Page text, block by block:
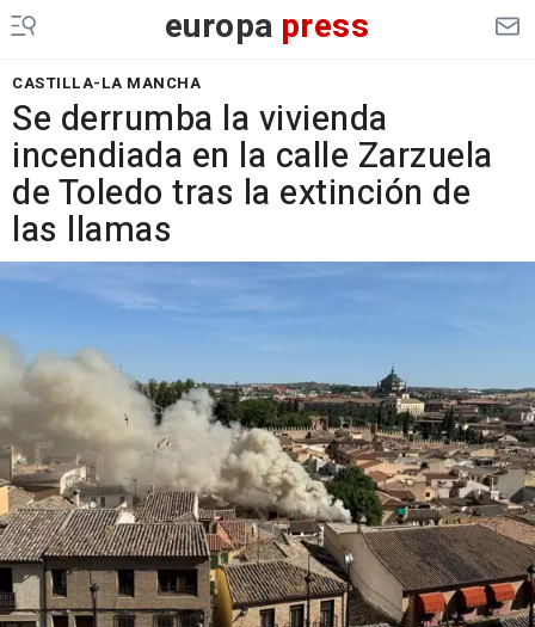
europa press
CASTILLA-LA MANCHA
Se derrumba la vivienda
incendiada en la calle Zarzuela
de Toledo tras la extinción de
las llamas